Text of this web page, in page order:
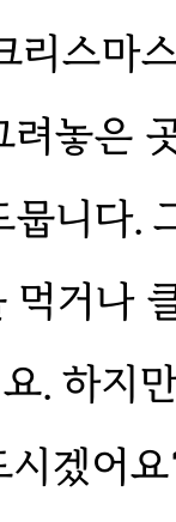
리스마
려놓은
니다.
먹거나
. 하지
시겠어